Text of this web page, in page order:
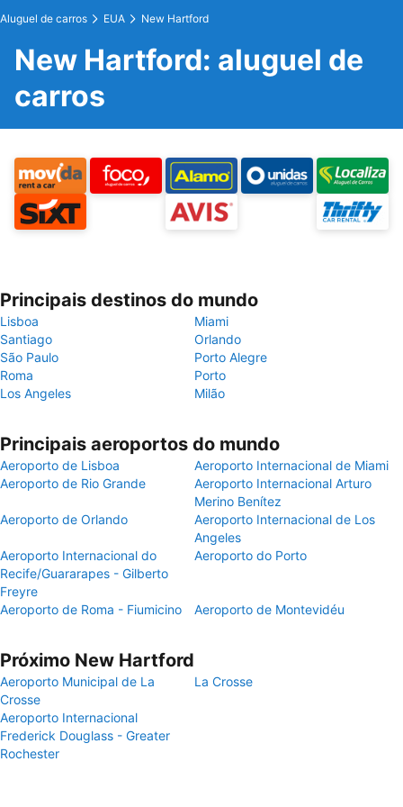
Aluguel de carros EUA New Hartford
New Hartford: aluguel de
carros
Principais destinos do mundo
Lisboa
Miami
Santiago
Orlando
São Paulo
Porto Alegre
Roma
Porto
Los Angeles
Milão
Principais aeroportos do mundo
Aeroporto de Lisboa
Aeroporto Internacional de Miami
Aeroporto de Rio Grande
Aeroporto Internacional Arturo
Merino Benítez
Aeroporto de Orlando
Aeroporto Internacional de Los
Angeles
Aeroporto Internacional do
Recife/Guararapes - Gilberto
Freyre
Aeroporto do Porto
Aeroporto de Roma - Fiumicino Aeroporto de Montevidéu
Próximo New Hartford
Aeroporto Municipal de La
Crosse
La Crosse
Aeroporto Internacional
Frederick Douglass - Greater
Rochester